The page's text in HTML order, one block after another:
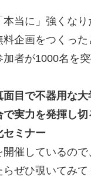
本当に」強くな
料企画をつくった
加者が1000名を突
面目で不器用な
で実力を発揮し
セミナー
開催しているの
らぜひ覗いてみて